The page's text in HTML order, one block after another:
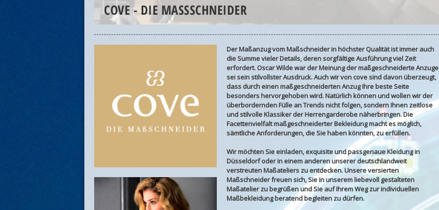
COVE - DIE MASSSCHNEIDER
Der Maßanzug vom Maßschneider in höchster Qualität ist immer auch
die Summe vieler Details, deren sorgfältige Ausführung viel Zeit
erfordert. Oscar Wilde war der Meinung der maßgeschneiderte Anzuge
sei sein stilvollster Ausdruck. Auch wir von cove sind davon überzeugt,
dass durch einen maßgeschneiderten Anzug Ihre beste Seite
besonders hervorgehoben wird. Natürlich können und wollen wir der
überbordernden Fülle an Trends nicht folgen, sondern Ihnen zeitlose
und stilvolle Klassiker der Herrengarderobe näherbringen. Die
Facettenvielfalt maßgeschneiderter Bekleidung macht es möglich,
sämtliche Anforderungen, die Sie haben könnten, zu erfüllen.
Wir möchten Sie einladen, exquisite und passgenaue Kleidung in
Düsseldorf oder in einem anderen unserer deutschlandweit
verstreuten Maßateliers zu entdecken. Unsere versierten
Maßschneider freuen sich, Sie in unserem liebevoll gestalteten
Maßatelier zu begrüßen und Sie auf Ihrem Weg zur individuellen
Maßbekleidung beratend begleiten zu dürfen.